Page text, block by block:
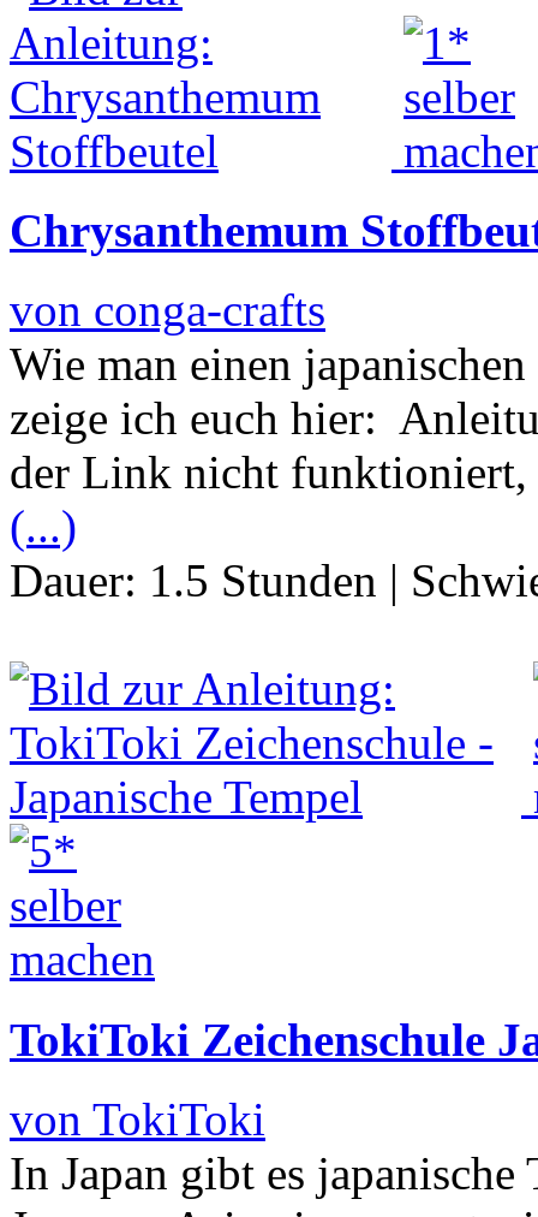
Chrysanthemum
von conga-crafts
Wie man einen
zeige ich euch hier:
der Link nicht
(...)
Dauer: 1.5 Stunden |
TokiToki Zeichenschule
von TokiToki
In Japan gibt es